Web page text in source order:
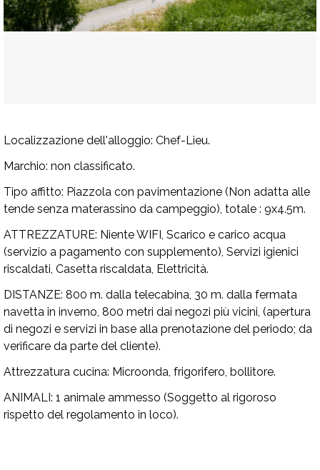
Localizzazione dell'alloggio: Chef-Lieu.
Marchio: non classificato.
Tipo affitto: Piazzola con pavimentazione (Non adatta alle
tende senza materassino da campeggio), totale : 9x4.5m.
ATTREZZATURE: Niente WIFI, Scarico e carico acqua
(servizio a pagamento con supplemento), Servizi igienici
riscaldati, Casetta riscaldata, Elettricità.
DISTANZE: 800 m. dalla telecabina, 30 m. dalla fermata
navetta in inverno, 800 metri dai negozi più vicini, (apertura
di negozi e servizi in base alla prenotazione del periodo; da
verificare da parte del cliente).
Attrezzatura cucina: Microonda, frigorifero, bollitore.
ANIMALI: 1 animale ammesso (Soggetto al rigoroso
rispetto del regolamento in loco).